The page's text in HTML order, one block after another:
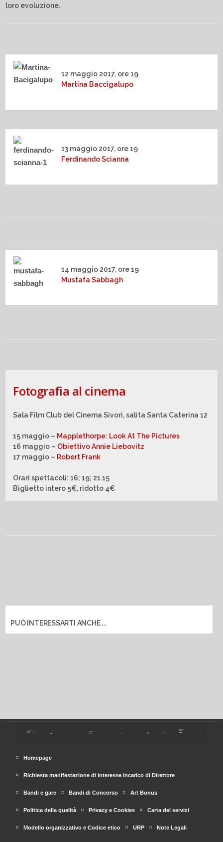
loro evoluzione.
12 maggio 2017, ore 19
Martina Baccigalupo
13 maggio 2017, ore 19
Ferdinando Scianna
14 maggio 2017, ore 19
Mustafa Sabbagh
Fotografia al cinema
Sala Film Club del Cinema Sivori, salita Santa Caterina 12
15 maggio – Mapplethorpe: Look At The Pictures
16 maggio – Obiettivo Annie Liebovitz
17 maggio – Robert Frank
Orari spettacoli: 16; 19; 21.15
Biglietto intero 5€, ridotto 4€
PUÒ INTERESSARTI ANCHE ...
Homepage
Richiesta manifestazione di interesse incarico di Direttore
Bandi e gare Bandi di Concorso Art Bonus
Politica della qualità Privacy e Cookies Carta dei servizi
Modello organizzativo e Codice etico URP Note Legali